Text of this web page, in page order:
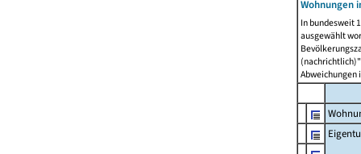
Wohnungen
In bundesweit
ausgewählt
Abweichungen